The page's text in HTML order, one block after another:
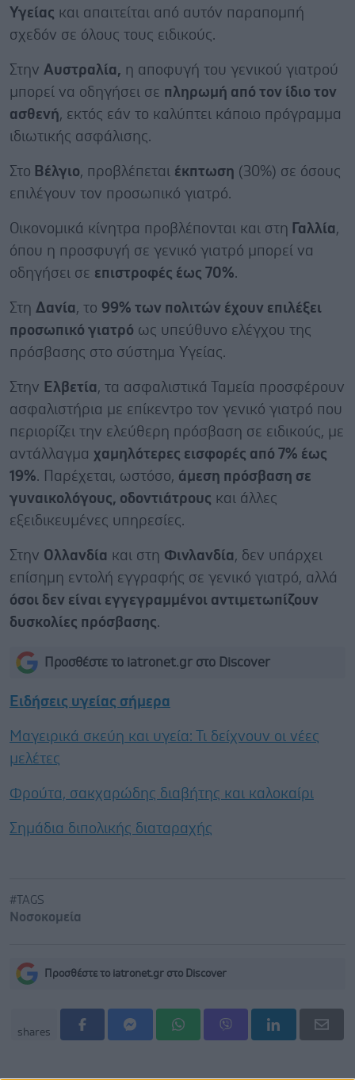
Υγείας και απαιτείται από αυτόν παραπομπή
σχεδόν σε όλους τους ειδικούς.
Στην Αυστραλία, η αποφυγή του γενικού γιατρού
μπορεί να οδηγήσει σε πληρωμή από τον ίδιο τον
ασθενή, εκτός εάν το καλύπτει κάποιο πρόγραμμα
ιδιωτικής ασφάλισης.
Στο Βέλγιο, προβλέπεται έκπτωση (30%) σε όσους
επιλέγουν τον προσωπικό γιατρό.
Οικονομικά κίνητρα προβλέπονται και στη Γαλλία,
όπου η προσφυγή σε γενικό γιατρό μπορεί να
οδηγήσει σε επιστροφές έως 70%.
Στη Δανία, το 99% των πολιτών έχουν επιλέξει
προσωπικό γιατρό ως υπεύθυνο ελέγχου της
πρόσβασης στο σύστημα Υγείας.
Στην Ελβετία, τα ασφαλιστικά Ταμεία προσφέρουν
ασφαλιστήρια με επίκεντρο τον γενικό γιατρό που
περιορίζει την ελεύθερη πρόσβαση σε ειδικούς, με
αντάλλαγμα χαμηλότερες εισφορές από 7% έως
19%. Παρέχεται, ωστόσο, άμεση πρόσβαση σε
γυναικολόγους, οδοντιάτρους και άλλες
εξειδικευμένες υπηρεσίες.
Στην Ολλανδία και στη Φινλανδία, δεν υπάρχει
επίσημη εντολή εγγραφής σε γενικό γιατρό, αλλά
όσοι δεν είναι εγγεγραμμένοι αντιμετωπίζουν
δυσκολίες πρόσβασης.
Προσθέστε το iatronet.gr στο Discover
Ειδήσεις υγείας σήμερα
Μαγειρικά σκεύη και υγεία: Τι δείχνουν οι νέες
μελέτες
Φρούτα, σακχαρώδης διαβήτης και καλοκαίρι
Σημάδια διπολικής διαταραχής
#TAGS
Νοσοκομεία
Προσθέστε το iatronet.gr στο Discover
shares